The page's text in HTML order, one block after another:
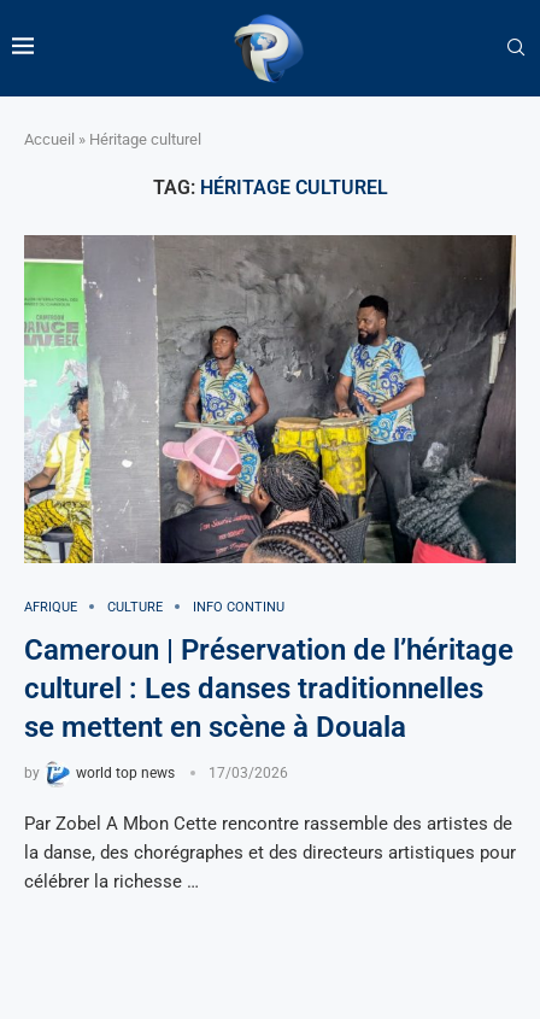
Accueil » Héritage culturel
TAG: HÉRITAGE CULTUREL
AFRIQUE CULTURE INFO CONTINU
Cameroun | Préservation de l’héritage
culturel : Les danses traditionnelles
se mettent en scène à Douala
by world top news 17/03/2026
Par Zobel A Mbon Cette rencontre rassemble des artistes de
la danse, des chorégraphes et des directeurs artistiques pour
célébrer la richesse …